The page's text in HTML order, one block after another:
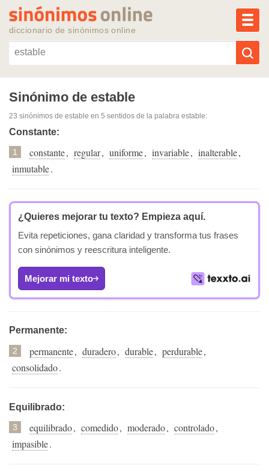
diccionario de sinónimos online
Reescribir texto con IA
Sinónimos populares
Temas populares
Sinónimo de estable
23 sinónimos de estable en 5 sentidos de la palabra estable:
Constante:
1 constante, regular, uniforme, invariable, inalterable,
inmutable.
¿Quieres mejorar tu texto? Empieza aquí.
Evita repeticiones, gana claridad y transforma tus frases
con sinónimos y reescritura inteligente.
Mejorar mi texto
Permanente:
2 permanente, duradero, durable, perdurable,
consolidado.
Equilibrado:
3 equilibrado, comedido, moderado, controlado,
impasible.